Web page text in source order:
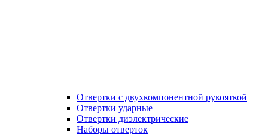
Отвертки с двухкомпонентной рукояткой
Отвертки ударные
Отвертки диэлектрические
Наборы отверток